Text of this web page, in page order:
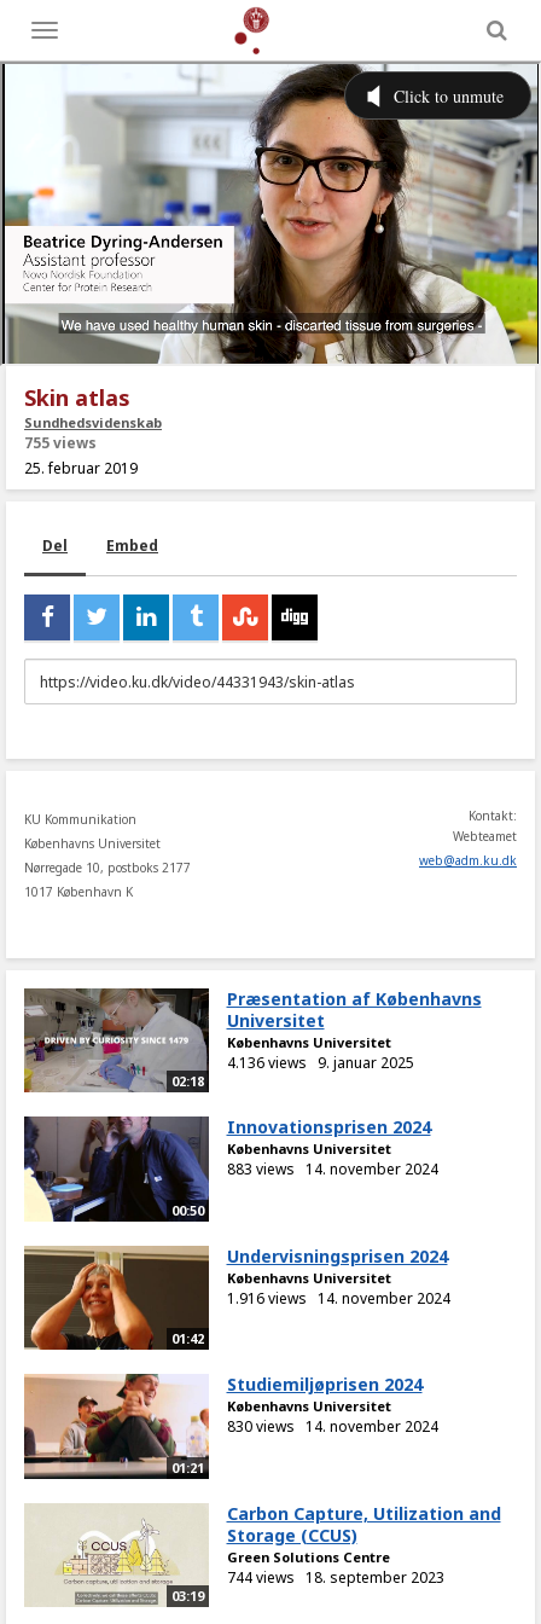
Toggle
menu
Skin atlas
Sundhedsvidenskab
755 views
25. februar 2019
Del Embed
URL
to
KU Kommunikation
Københavns Universitet
Nørregade 10, postboks 2177
1017 København K
Kontakt:
Webteamet
web@adm.ku.dk
02:18
Præsentation af Københavns
Universitet
Københavns Universitet
4.136 views 9. januar 2025
00:50
Innovationsprisen 2024
Københavns Universitet
883 views 14. november 2024
01:42
Undervisningsprisen 2024
Københavns Universitet
1.916 views 14. november 2024
01:21
Studiemiljøprisen 2024
Københavns Universitet
830 views 14. november 2024
03:19
Carbon Capture, Utilization and
Storage (CCUS)
Green Solutions Centre
744 views 18. september 2023